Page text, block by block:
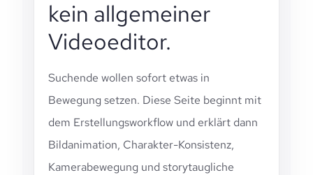
kein allgemeiner
Videoeditor.
Suchende wollen sofort etwas in
Bewegung setzen. Diese Seite beginnt mit
dem Erstellungsworkflow und erklärt dann
Bildanimation, Charakter-Konsistenz,
Kamerabewegung und storytaugliche